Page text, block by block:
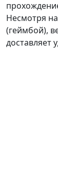
Несмотря
(геймбой),
доставляет